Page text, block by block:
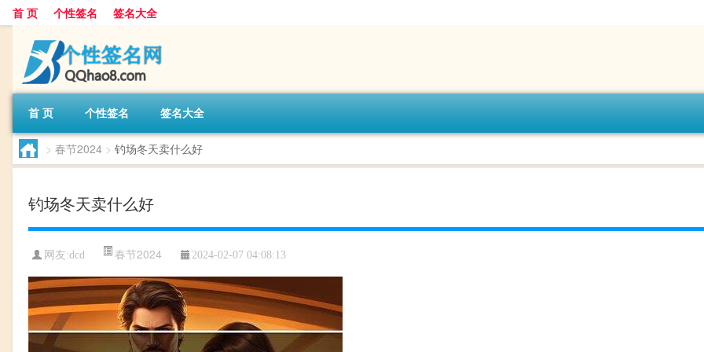
首 页 个性签名 签名大全
首 页 个性签名 签名大全
> 春节2024 > 钓场冬天卖什么好
钓场冬天卖什么好
网友:dcd 春节2024 2024-02-07 04:08:13